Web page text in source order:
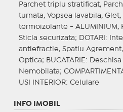
Parchet triplu stratificat,
turnata, Vopsea lavabila, Glet,
termoizolante - ALUMINIUM,
Sticla securizata;
DOTARI :
antiefractie, Spatiu
Optica; BUCATARIE :
Nemobilata;
USI INTERIOR: Celulare
INFO IMOBIL